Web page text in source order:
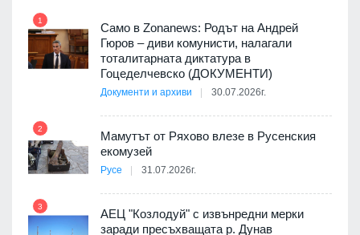
1
Само в Zonanews: Родът на Андрей
Гюров – диви комунисти, налагали
тоталитарната диктатура в
Гоцеделчевско (ДОКУМЕНТИ)
Документи и архиви 30.07.2026г.
2
Мамутът от Ряхово влезе в Русенския
екомузей
Русе 31.07.2026г.
3
АЕЦ "Козлодуй" с извънредни мерки
заради пресъхващата р. Дунав